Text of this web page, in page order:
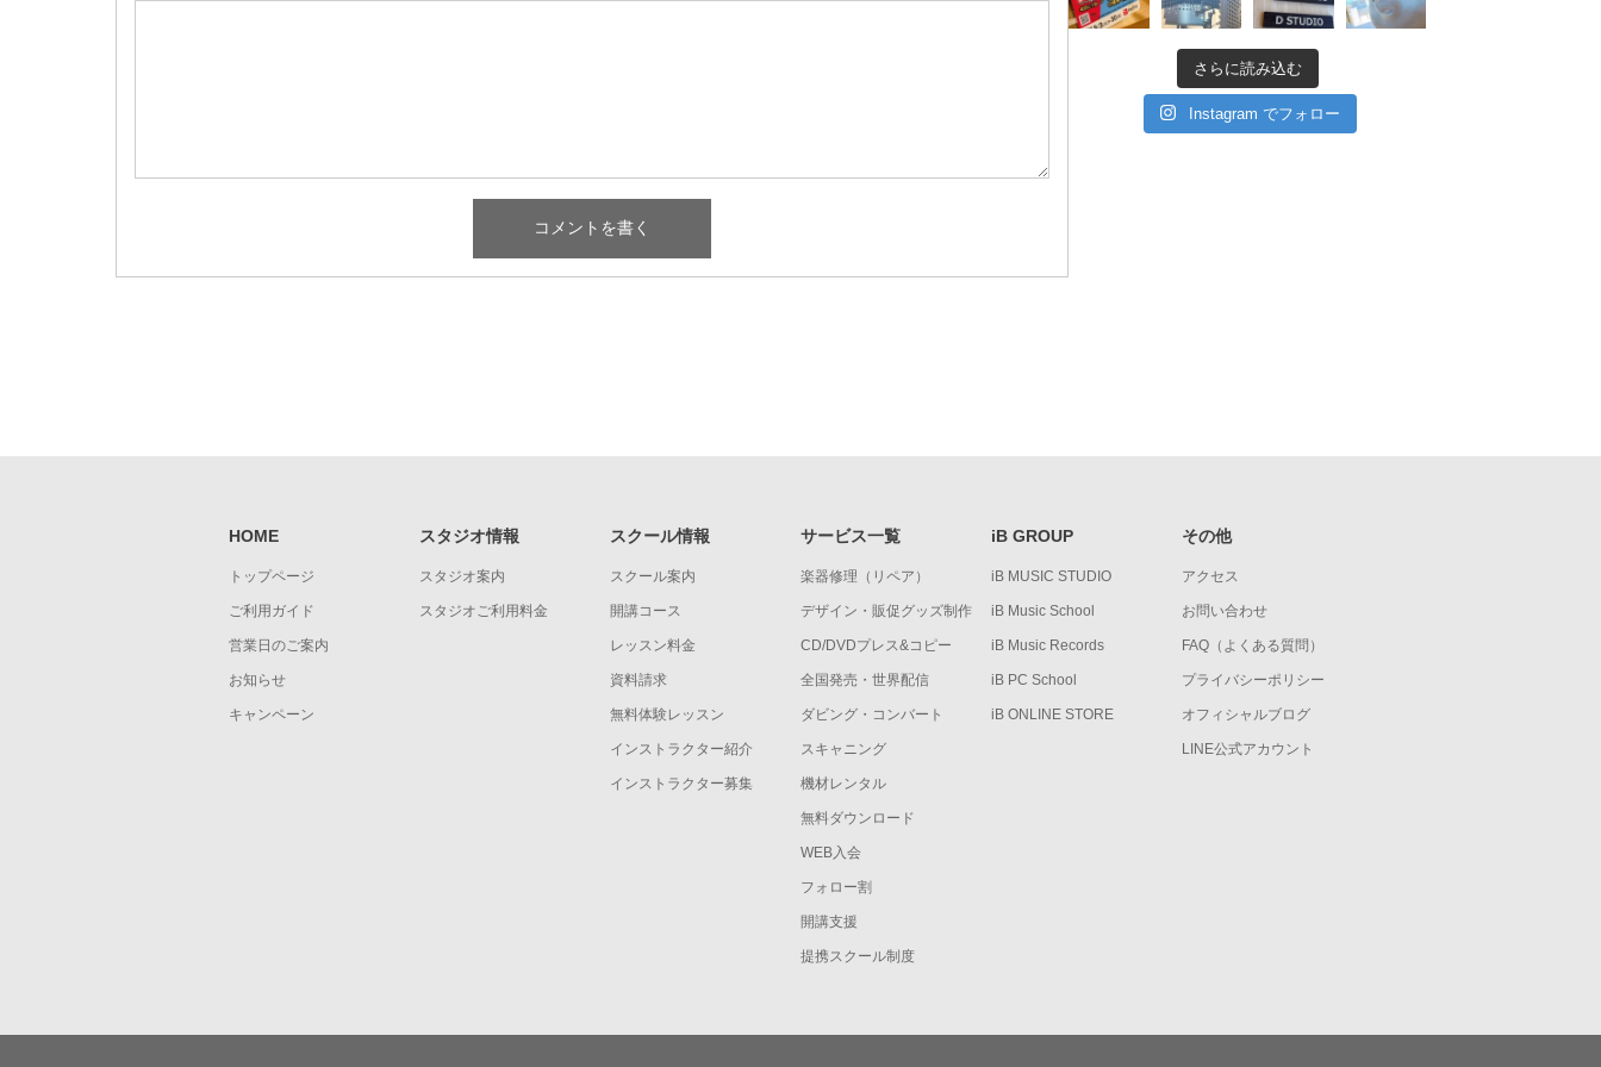
さらに読み込む
Instagram でフォロー
HOME
トップページ
ご利用ガイド
営業日のご案内
お知らせ
キャンペーン
スタジオ情報
スタジオ案内
スタジオご利用料金
スクール情報
スクール案内
開講コース
レッスン料金
資料請求
無料体験レッスン
インストラクター紹介
インストラクター募集
サービス一覧
楽器修理（リペア）
デザイン・販促グッズ制作
CD/DVDプレス&コピー
全国発売・世界配信
ダビング・コンバート
スキャニング
機材レンタル
無料ダウンロード
WEB入会
フォロー割
開講支援
提携スクール制度
iB GROUP
iB MUSIC STUDIO
iB Music School
iB Music Records
iB PC School
iB ONLINE STORE
その他
アクセス
お問い合わせ
FAQ（よくある質問）
プライバシーポリシー
オフィシャルブログ
LINE公式アカウント